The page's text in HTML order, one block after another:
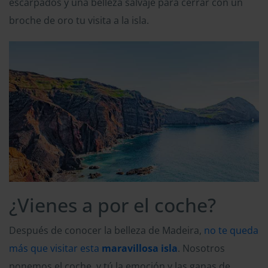
broche de oro tu visita a la isla.
¿Vienes a por el coche?
Después de conocer la belleza de Madeira, no te queda
más que visitar esta maravillosa isla. Nosotros